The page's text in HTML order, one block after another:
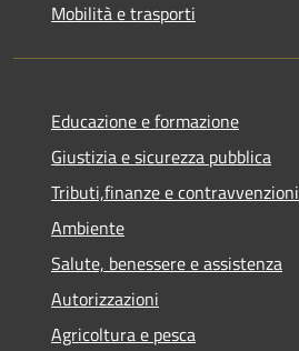
Mobilità e trasporti
Educazione e formazione
Giustizia e sicurezza pubblica
Tributi,finanze e contravvenzioni
Ambiente
Salute, benessere e assistenza
Autorizzazioni
Agricoltura e pesca